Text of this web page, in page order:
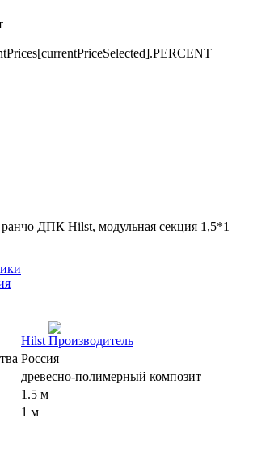
ДПК Hilst, модульная секция 1,5*1
Hilst
Россия
древесно-полимерный композит
1.5 м
1 м